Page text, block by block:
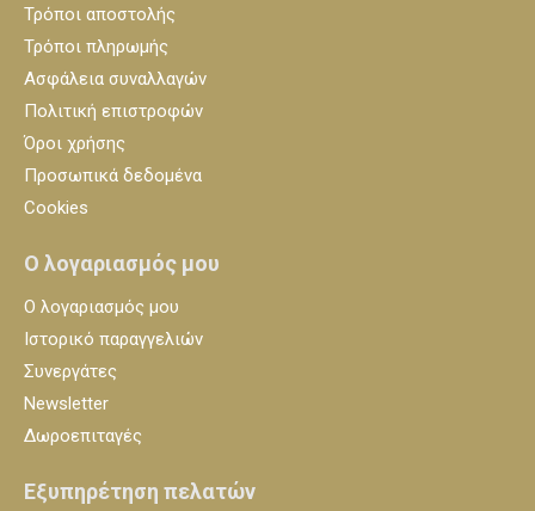
Τρόποι αποστολής
Τρόποι πληρωμής
Ασφάλεια συναλλαγών
Πολιτική επιστροφών
Όροι χρήσης
Προσωπικά δεδομένα
Cookies
Ο λογαριασμός μου
Ο λογαριασμός μου
Ιστορικό παραγγελιών
Συνεργάτες
Newsletter
Δωροεπιταγές
Εξυπηρέτηση πελατών